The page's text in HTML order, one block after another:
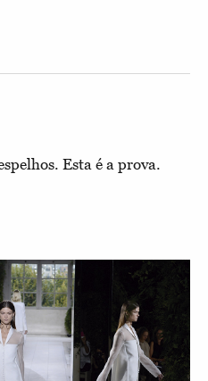
Esta é a prova.